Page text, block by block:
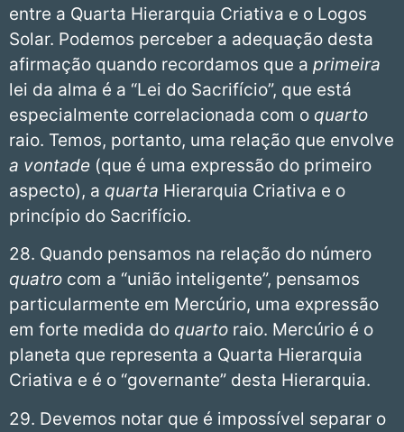
entre a Quarta Hierarquia Criativa e o Logos
Solar. Podemos perceber a adequação desta
afirmação quando recordamos que a primeira
lei da alma é a “Lei do Sacrifício”, que está
especialmente correlacionada com o quarto
raio. Temos, portanto, uma relação que envolve
a vontade (que é uma expressão do primeiro
aspecto), a quarta Hierarquia Criativa e o
princípio do Sacrifício.
28. Quando pensamos na relação do número
quatro com a “união inteligente”, pensamos
particularmente em Mercúrio, uma expressão
em forte medida do quarto raio. Mercúrio é o
planeta que representa a Quarta Hierarquia
Criativa e é o “governante” desta Hierarquia.
29. Devemos notar que é impossível separar o